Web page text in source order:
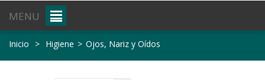
MENU
Inicio > Higiene > Ojos, Nariz y Oídos